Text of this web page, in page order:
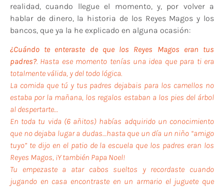
realidad, cuando llegue el momento, y, por volver a
hablar de dinero, la historia de los Reyes Magos y los
bancos, que ya la he explicado en alguna ocasión:
¿Cuándo te enteraste de que los Reyes Magos eran tus
padres?. Hasta ese momento tenías una idea que para ti era
totalmente válida, y del todo lógica.
La comida que tú y tus padres dejabais para los camellos no
estaba por la mañana, los regalos estaban a los pies del árbol
al despertarte…
En toda tu vida (6 añitos) habías adquirido un conocimiento
que no dejaba lugar a dudas…hasta que un día un niño “amigo
tuyo” te dijo en el patio de la escuela que los padres eran los
Reyes Magos, ¡Y también Papa Noel!
Tu empezaste a atar cabos sueltos y recordaste cuando
jugando en casa encontraste en un armario el juguete que